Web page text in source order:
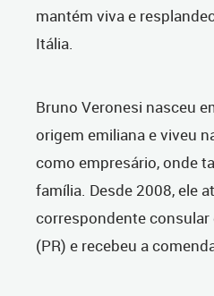
mantém viva e
Itália.
Bruno Veronesi nasceu
origem emiliana e viveu
como empresário, onde
família. Desde 2008, ele
correspondente consular
(PR) e recebeu a